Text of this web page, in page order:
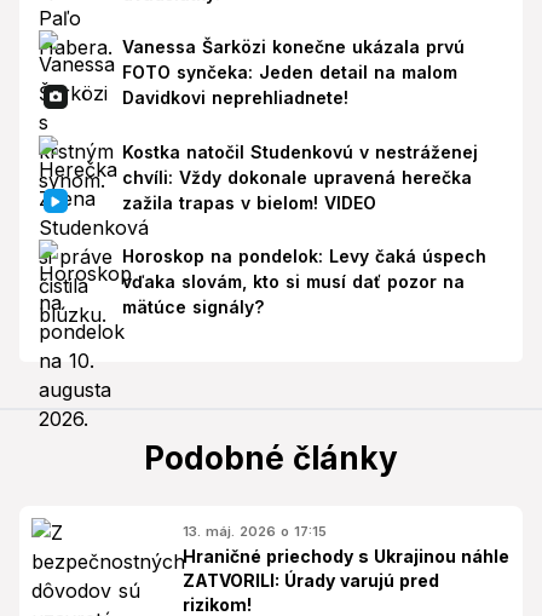
Vanessa Šarközi konečne ukázala prvú
FOTO synčeka: Jeden detail na malom
Davidkovi neprehliadnete!
Kostka natočil Studenkovú v nestráženej
chvíli: Vždy dokonale upravená herečka
zažila trapas v bielom! VIDEO
Horoskop na pondelok: Levy čaká úspech
vďaka slovám, kto si musí dať pozor na
mätúce signály?
Podobné články
13. máj. 2026 o 17:15
Hraničné priechody s Ukrajinou náhle
ZATVORILI: Úrady varujú pred
rizikom!